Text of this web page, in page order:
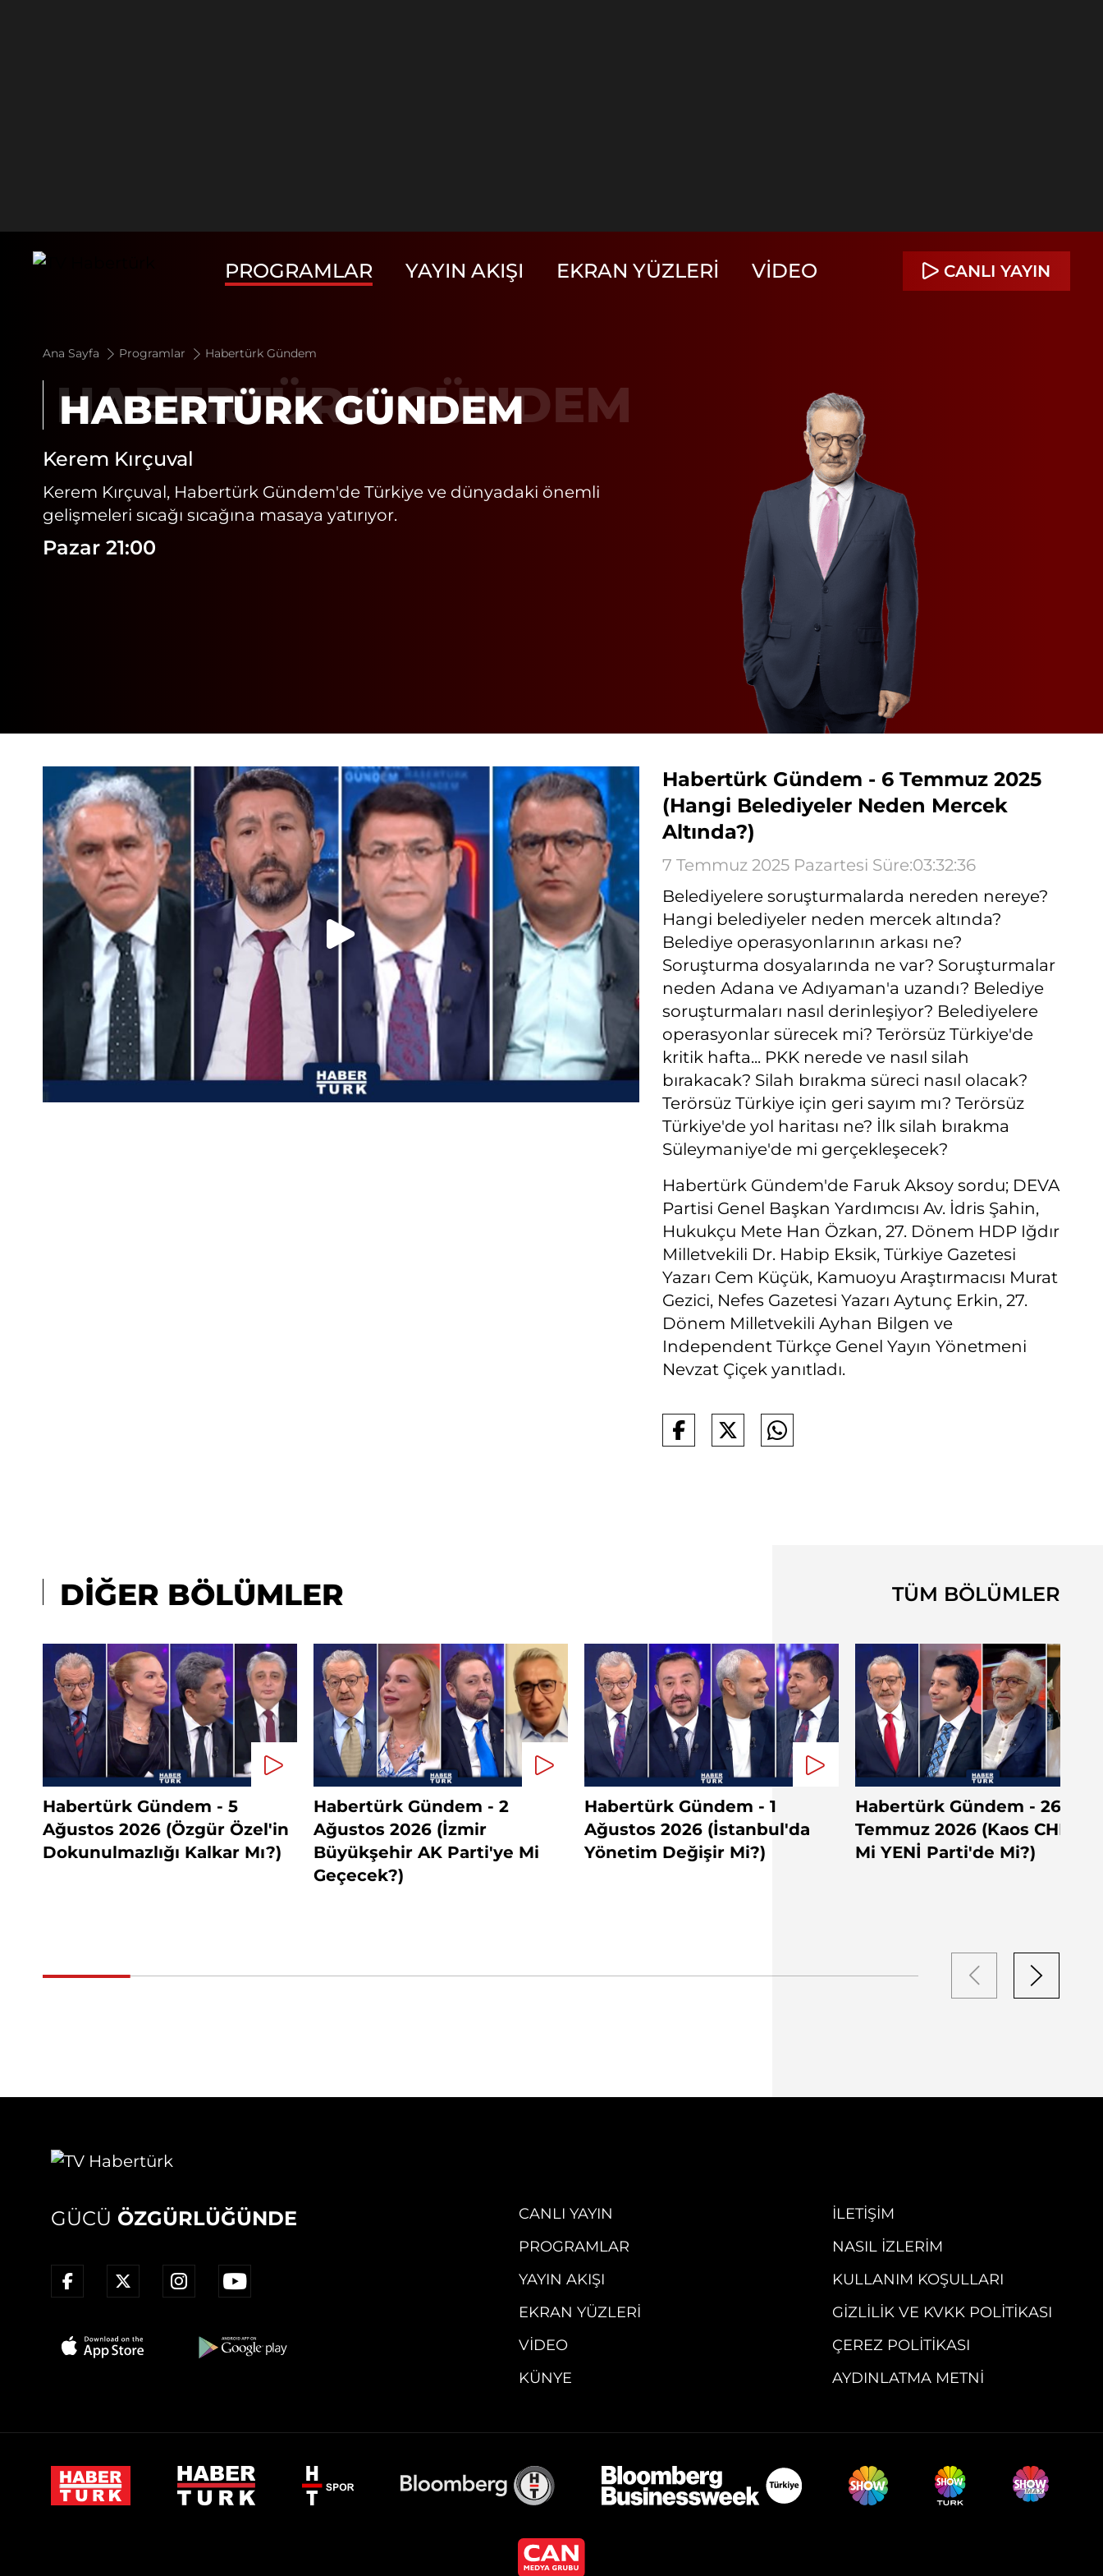
PROGRAMLAR YAYIN AKIŞI EKRAN YÜZLERI VIDEO CANLI YAYIN
Ana Sayfa Programlar Habertürk Gündem
HABERTÜRK GÜNDEM
Kerem Kırçuval
Kerem Kırçuval, Habertürk Gündem'de Türkiye ve dünyadaki önemli
gelişmeleri sıcağı sıcağına masaya yatırıyor.
Pazar 21:00
Habertürk Gündem - 6 Temmuz 2025
(Hangi Belediyeler Neden Mercek
Altında?)
7 Temmuz 2025 Pazartesi Süre:03:32:36
Belediyelere soruşturmalarda nereden nereye?
Hangi belediyeler neden mercek altında?
Belediye operasyonlarının arkası ne?
Soruşturma dosyalarında ne var? Soruşturmalar
neden Adana ve Adıyaman'a uzandı? Belediye
soruşturmaları nasıl derinleşiyor? Belediyelere
operasyonlar sürecek mi? Terörsüz Türkiye'de
kritik hafta... PKK nerede ve nasıl silah
bırakacak? Silah bırakma süreci nasıl olacak?
Terörsüz Türkiye için geri sayım mı? Terörsüz
Türkiye'de yol haritası ne? İlk silah bırakma
Süleymaniye'de mi gerçekleşecek?
Habertürk Gündem'de Faruk Aksoy sordu; DEVA
Partisi Genel Başkan Yardımcısı Av. İdris Şahin,
Hukukçu Mete Han Özkan, 27. Dönem HDP Iğdır
Milletvekili Dr. Habip Eksik, Türkiye Gazetesi
Yazarı Cem Küçük, Kamuoyu Araştırmacısı Murat
Gezici, Nefes Gazetesi Yazarı Aytunç Erkin, 27.
Dönem Milletvekili Ayhan Bilgen ve
Independent Türkçe Genel Yayın Yönetmeni
Nevzat Çiçek yanıtladı.
DİĞER BÖLÜMLER TÜM BÖLÜMLER
Habertürk Gündem - 5
Ağustos 2026 (Özgür Özel'in
Dokunulmazlığı Kalkar Mı?)
Habertürk Gündem - 2
Ağustos 2026 (İzmir
Büyükşehir AK Parti'ye Mi
Geçecek?)
Habertürk Gündem - 1
Ağustos 2026 (İstanbul'da
Yönetim Değişir Mi?)
Habertürk Gündem - 26
Temmuz 2026 (Kaos CHP'de
Mi YENİ Parti'de Mi?)
GÜCÜ ÖZGÜRLÜĞÜNDE
CANLI YAYIN
PROGRAMLAR
YAYIN AKIŞI
EKRAN YÜZLERI
VIDEO
KÜNYE
İLETIŞIM
NASIL İZLERIM
KULLANIM KOŞULLARI
GIZLILIK VE KVKK POLITIKASI
ÇEREZ POLITIKASI
AYDINLATMA METNI